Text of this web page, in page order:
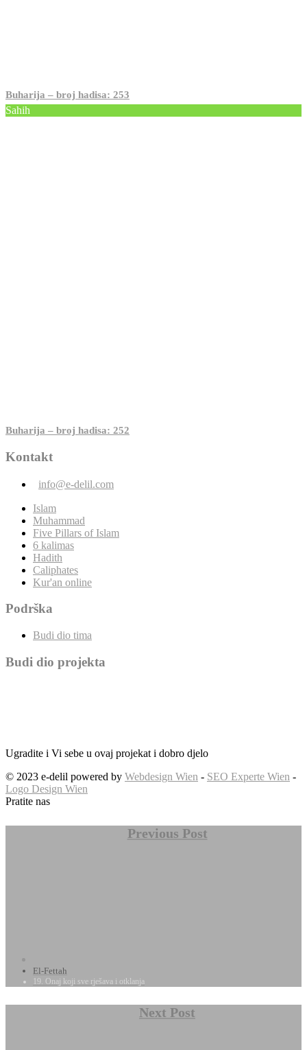
Buharija – broj hadisa: 253
Sahih
Buharija – broj hadisa: 252
Kontakt
info@e-delil.com
Islam
Muhammad
Five Pillars of Islam
6 kalimas
Hadith
Caliphates
Kur'an online
Podrška
Budi dio tima
Budi dio projekta
Ugradite i Vi sebe u ovaj projekat i dobro djelo
© 2023 e-delil powered by Webdesign Wien - SEO Experte Wien -
Logo Design Wien
Pratite nas
Previous Post
El-Fettah
19. Onaj koji sve rješava i otklanja
Next Post